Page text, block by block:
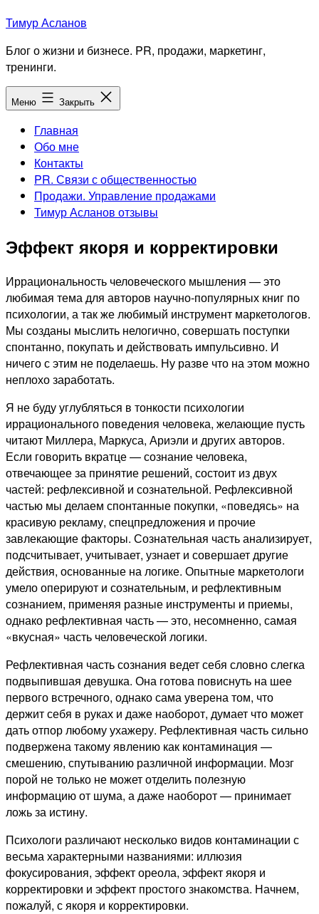
Тимур Асланов
Блог о жизни и бизнесе. PR, продажи, маркетинг,
тренинги.
Меню Закрыть
Главная
Обо мне
Контакты
PR. Связи с общественностью
Продажи. Управление продажами
Тимур Асланов отзывы
Эффект якоря и корректировки
Иррациональность человеческого мышления — это
любимая тема для авторов научно-популярных книг по
психологии, а так же любимый инструмент маркетологов.
Мы созданы мыслить нелогично, совершать поступки
спонтанно, покупать и действовать импульсивно. И
ничего с этим не поделаешь. Ну разве что на этом можно
неплохо заработать.
Я не буду углубляться в тонкости психологии
иррационального поведения человека, желающие пусть
читают Миллера, Маркуса, Ариэли и других авторов.
Если говорить вкратце — сознание человека,
отвечающее за принятие решений, состоит из двух
частей: рефлексивной и сознательной. Рефлексивной
частью мы делаем спонтанные покупки, «поведясь» на
красивую рекламу, спецпредложения и прочие
завлекающие факторы. Сознательная часть анализирует,
подсчитывает, учитывает, узнает и совершает другие
действия, основанные на логике. Опытные маркетологи
умело оперируют и сознательным, и рефлективным
сознанием, применяя разные инструменты и приемы,
однако рефлективная часть — это, несомненно, самая
«вкусная» часть человеческой логики.
Рефлективная часть сознания ведет себя словно слегка
подвыпившая девушка. Она готова повиснуть на шее
первого встречного, однако сама уверенатом, что
держит себя в руках и даже наоборот, думает что может
дать отпор любому ухажеру. Рефлективная часть сильно
подвержена такому явлению как контаминация —
смешению, спутыванию различной информации. Мозг
порой не только не может отделить полезную
информацию от шума, а даже наоборот — принимает
ложь за истину.
Психологи различают несколько видов контаминации с
весьма характерными названиями: иллюзия
фокусирования, эффект ореола, эффект якоря и
корректировки и эффект простого знакомства. Начнем,
пожалуй, с якоря и корректировки.